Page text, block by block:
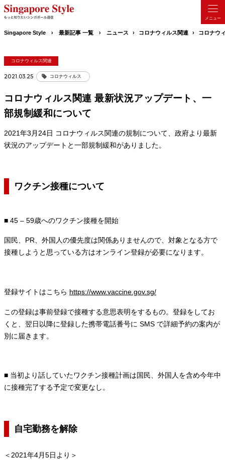
Singapore Style 最新記事 一覧 ニュース コロナウィルス関連 コロナウ
コロナウィルス関連
2021.03.25 コロナウィルス
コロナウィルス関連 最新状況アップデート、一
部規制緩和について
2021年3月24日 コロナウィルス関連の規制について、政府より最新
状況のアップデートと一部規制緩和がありました。
ワクチン接種について
■ 45 – 59歳へのワクチン接種を開始
国民、PR、外国人の優先度は関係ありませんので、対象となる方で
接種しようと思っている方はオンライン登録が必要になります。
登録サイトはこちら https://www.vaccine.gov.sg/
この登録は事前登録で接種する意思表明をするもの。登録をしてお
くと、翌日以降に登録した携帯電話番号に SMS で詳細予約の案内が
別に届きます。
■ 当初より話していたワクチン接種計画は国民、外国人を含め今年中
に接種完了する予定で変更なし。
自宅勤務を解除
＜2021年4月5日より＞